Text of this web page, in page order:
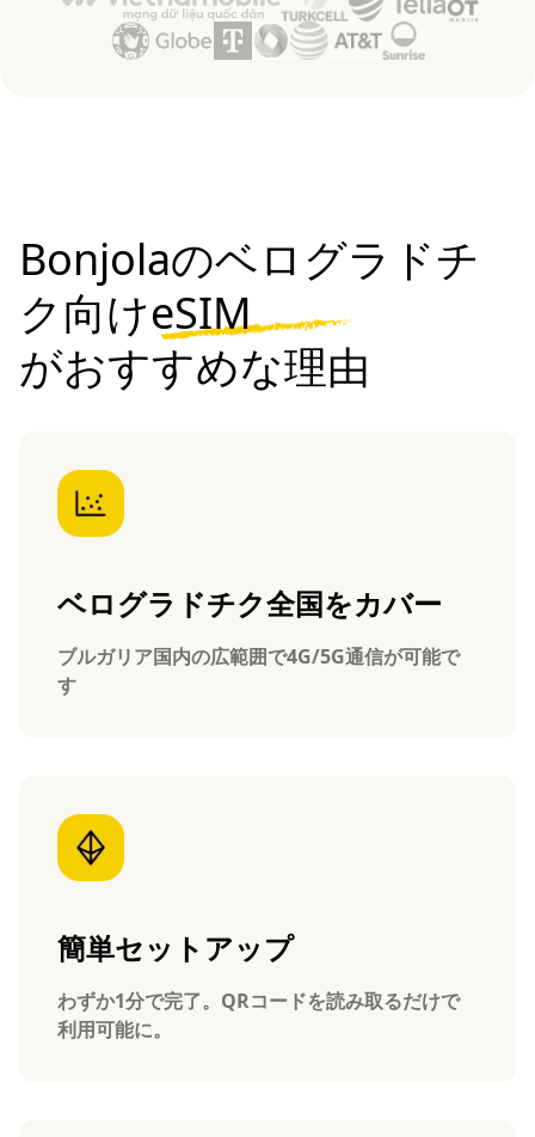
Bonjolaのベログラドチ
ク向けeSIM
がおすすめな理由
ベログラドチク全国をカバー
ブルガリア国内の広範囲で4G/5G通信が可能で
す
簡単セットアップ
わずか1分で完了。QRコードを読み取るだけで
利用可能に。